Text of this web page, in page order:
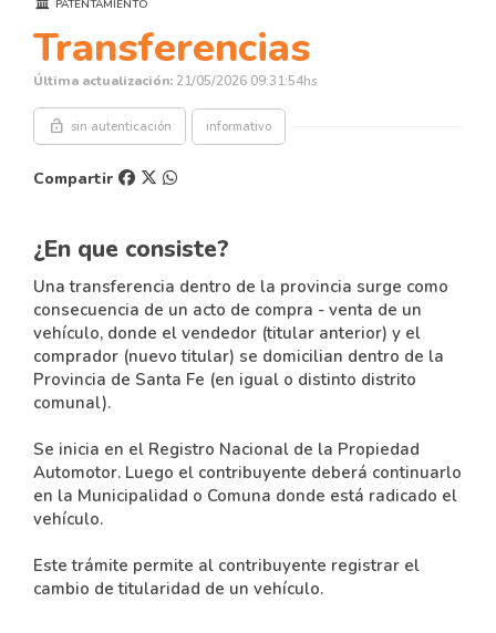
PATENTAMIENTO
Transferencias
Última actualización: 21/05/2026 09:31:54hs
lock_open sin autenticación informativo
Compartir
¿En que consiste?
Una transferencia dentro de la provincia surge como
consecuencia de un acto de compra - venta de un
vehículo, donde el vendedor (titular anterior) y el
comprador (nuevo titular) se domicilian dentro de la
Provincia de Santa Fe (en igual o distinto distrito
comunal).
Se inicia en el Registro Nacional de la Propiedad
Automotor. Luego el contribuyente deberá continuarlo
en la Municipalidad o Comuna donde está radicado el
vehículo.
Este trámite permite al contribuyente registrar el
cambio de titularidad de un vehículo.